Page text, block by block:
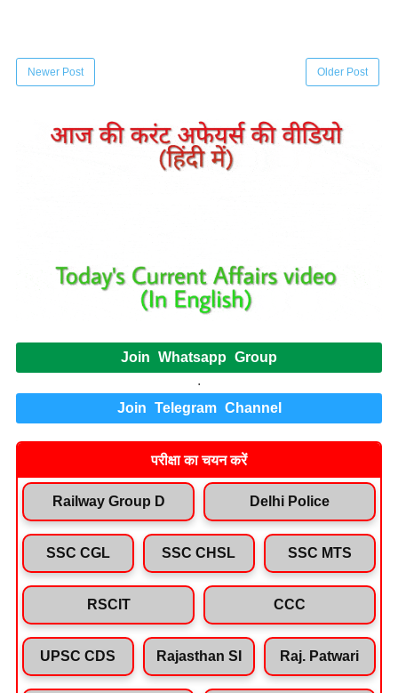
Newer Post Older Post
Join Whatsapp Group
.
Join Telegram Channel
परीक्षा का चयन करें
Railway Group D Delhi Police
SSC CGL SSC CHSL SSC MTS
RSCIT CCC
UPSC CDS Rajasthan SI Raj. Patwari